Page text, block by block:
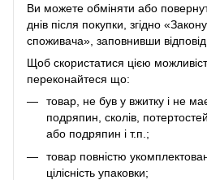
Ви можете обміняти або
днів після покупки, згідно
споживача», заповнивши
Щоб скористатися цією
переконайтеся що:
товар, не був у вжитку і не
подряпин, сколів,
або подряпин і т.п.;
товар повністю
цілісність упаковки;